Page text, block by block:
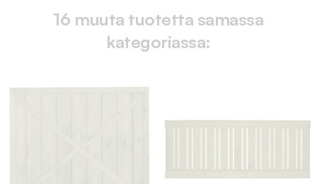
16 muuta tuotetta samassa
kategoriassa: